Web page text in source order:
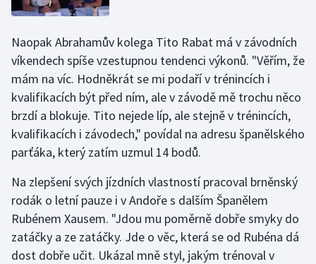
Vodní slalom
Volejbal
Ostatní
Naopak Abrahamův kolega Tito Rabat má v závodních
víkendech spíše vzestupnou tendenci výkonů. "Věřím, že
mám na víc. Hodněkrát se mi podaří v trénincích i
kvalifikacích být před ním, ale v závodě mě trochu něco
brzdí a blokuje. Tito nejede líp, ale stejně v trénincích,
kvalifikacích i závodech," povídal na adresu španělského
parťáka, který zatím uzmul 14 bodů.
Na zlepšení svých jízdních vlastností pracoval brněnský
rodák o letní pauze i v Andoře s dalším Španělem
Rubénem Xausem. "Jdou mu poměrně dobře smyky do
zatáčky a ze zatáčky. Jde o věc, která se od Rubéna dá
dost dobře učit. Ukázal mně styl, jakým trénoval v